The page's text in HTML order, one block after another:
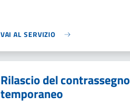
VAI AL SERVIZIO
Rilascio del contrassegno
temporaneo